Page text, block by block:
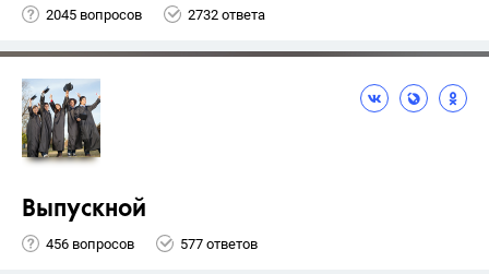
2045 вопросов 2732 ответа
Выпускной
456 вопросов 577 ответов